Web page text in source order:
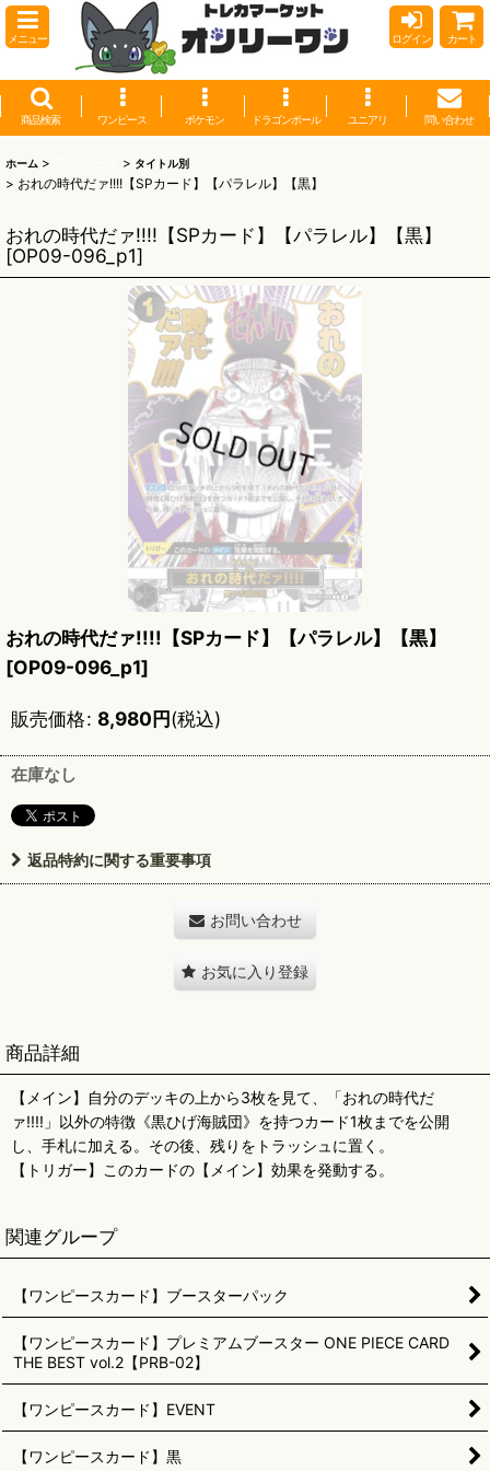
メニュー ログイン カート
商品検索 ワンピース ポケモン ドラゴンボール ユニアリ 問い合わせ
ホーム > > タイトル別
> おれの時代だァ!!!!【SPカード】【パラレル】【黒】
おれの時代だァ!!!!【SPカード】【パラレル】【黒】
[OP09-096_p1]
おれの時代だァ!!!!【SPカード】【パラレル】【黒】
[OP09-096_p1]
販売価格: 8,980円(税込)
在庫なし
返品特約に関する重要事項
お問い合わせ
お気に入り登録
商品詳細
【メイン】自分のデッキの上から3枚を見て、「おれの時代だ
ァ!!!!」以外の特徴《黒ひげ海賊団》を持つカード1枚までを公開
し、手札に加える。その後、残りをトラッシュに置く。
【トリガー】このカードの【メイン】効果を発動する。
関連グループ
【ワンピースカード】ブースターパック
【ワンピースカード】プレミアムブースター ONE PIECE CARD
THE BEST vol.2【PRB-02】
【ワンピースカード】EVENT
【ワンピースカード】黒